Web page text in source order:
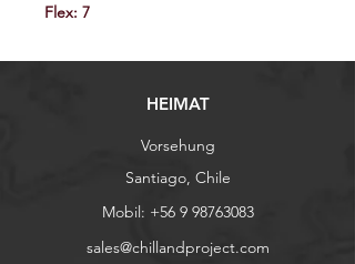
Flex: 7
HEIMAT
Vorsehung
Santiago, Chile
Mobil: +56 9 98763083
sales@chillandproject.com